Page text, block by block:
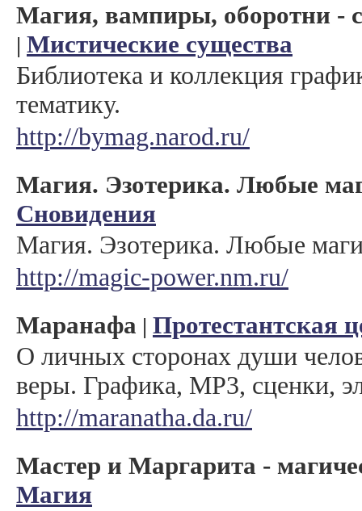
Магия, вампиры, оборотни -
| Мистические существа
Библиотека и коллекция
тематику.
http://bymag.narod.ru/
Магия. Эзотерика. Любые
Сновидения
Магия. Эзотерика. Любые
http://magic-power.nm.ru/
Маранафа | Протестантская
О личных сторонах души
веры. Графика, МР3, сценки,
http://maranatha.da.ru/
Мастер и Маргарита -
Магия